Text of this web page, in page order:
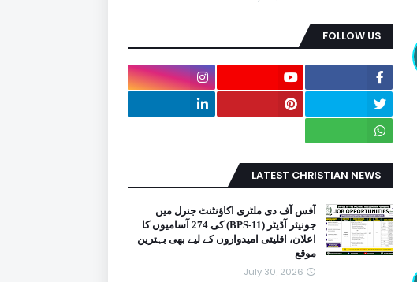
FOLLOW US
LATEST CHRISTIAN NEWS
آفس آف دی ملٹری اکاؤنٹنٹ جنرل میں
جونیئر آڈیٹر (BPS-11) کی 274 آسامیوں کا
اعلان، اقلیتی امیدواروں کے لیے بھی بہترین
موقع
July 30, 2026